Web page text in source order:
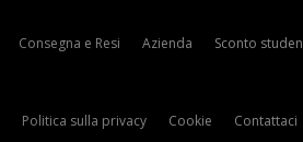
Consegna e Resi Azienda Sconto
Politica sulla privacy Cookie Contattaci